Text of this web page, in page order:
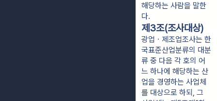
해당하는 사람을 말한
다.
제3조(조사대상)
광업ㆍ제조업조사는 한
국표준산업분류의 대분
류 중 다음 각 호의 어
느 하나에 해당하는 산
업을 경영하는 사업체
를 대상으로 하되, 그